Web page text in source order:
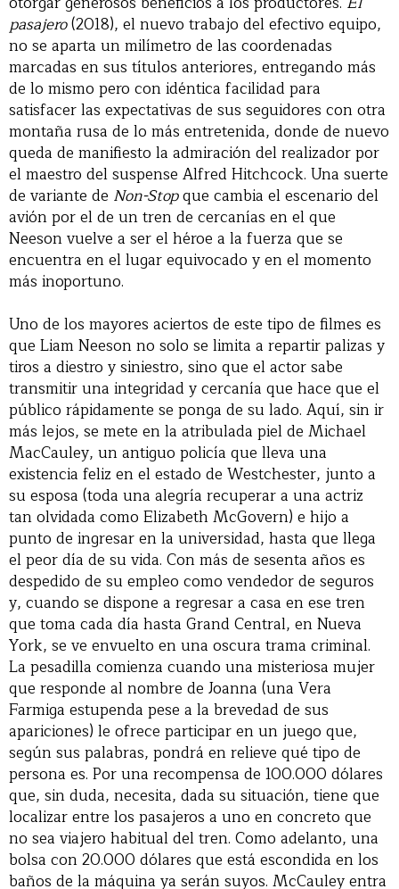
pasajero(2018), el nuevo trabajo del efectivo equipo,
no se aparta un milímetro de las coordenadas
marcadas en sus títulos anteriores, entregando más
de lo mismo pero con idéntica facilidad para
satisfacer las expectativas de sus seguidores con otra
montaña rusa de lo más entretenida, donde de nuevo
queda de manifiesto la admiración del realizador por
el maestro del suspense Alfred Hitchcock. Una suerte
de variante de Non-Stopque cambia el escenario del
avión por el de un tren de cercanías en el que
Neeson vuelve a ser el héroe a la fuerza que se
encuentra en el lugar equivocado y en el momento
más inoportuno.
Uno de los mayores aciertos de este tipo de filmes es
que Liam Neeson no solo se limita a repartir palizas y
tiros a diestro y siniestro, sino que el actor sabe
transmitir una integridad y cercanía que hace que el
público rápidamente se ponga de su lado. Aquí, sin ir
más lejos, se mete en la atribulada piel de Michael
MacCauley, un antiguo policía que lleva una
existencia feliz en el estado de Westchester, junto a
su esposa (toda una alegría recuperar a una actriz
tan olvidada como Elizabeth McGovern) e hijo a
punto de ingresar en la universidad, hasta que llega
el peor día de su vida. Con más de sesenta años es
despedido de su empleo como vendedor de seguros
y, cuando se dispone a regresar a casa en ese tren
que toma cada día hasta Grand Central, en Nueva
York, se ve envuelto en una oscura trama criminal.
La pesadilla comienza cuando una misteriosa mujer
que responde al nombre de Joanna (una Vera
Farmiga estupenda pese a la brevedad de sus
apariciones) le ofrece participar en un juego que,
según sus palabras, pondrá en relieve qué tipo de
persona es. Por una recompensa de 100.000 dólares
que, sin duda, necesita, dada su situación, tiene que
localizar entre los pasajeros a uno en concreto que
no sea viajero habitual del tren. Como adelanto, una
bolsa con 20.000 dólares que está escondida en los
baños de la máquina ya serán suyos. McCauley entra